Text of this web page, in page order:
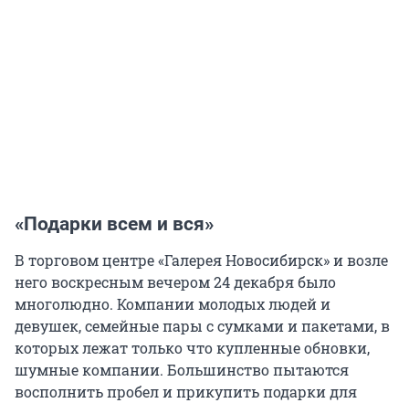
«Подарки всем и вся»
В торговом центре «Галерея Новосибирск» и возле
него воскресным вечером 24 декабря было
многолюдно. Компании молодых людей и
девушек, семейные пары с сумками и пакетами, в
которых лежат только что купленные обновки,
шумные компании. Большинство пытаются
восполнить пробел и прикупить подарки для